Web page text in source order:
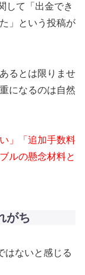
して「出金でき
」という投稿が
るとは限りませ
になるのは自然
」「追加手数料
ルの懸念材料と
がち
はないと感じる